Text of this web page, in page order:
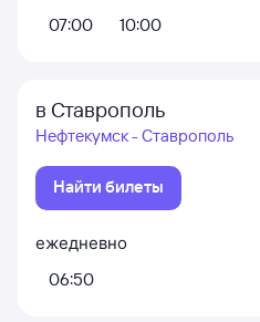
07:00
10:00
в Ставрополь
Нефтекумск - Ставрополь
Найти билеты
ежедневно
06:50